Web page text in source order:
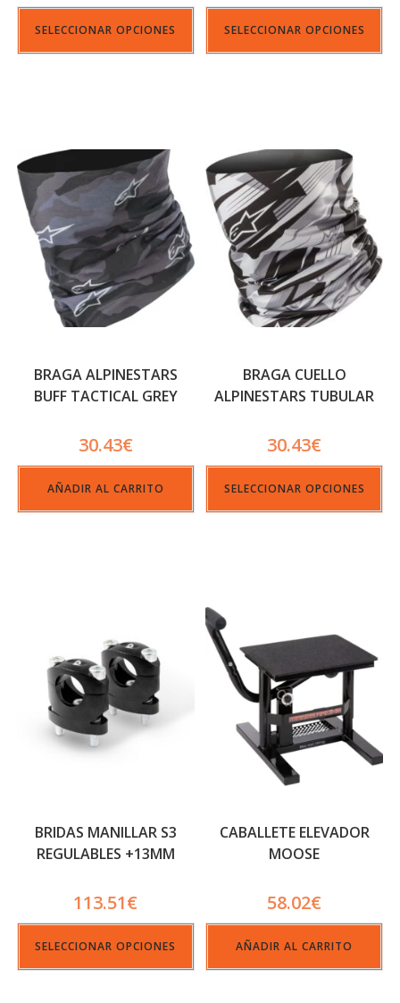
SELECCIONAR OPCIONES SELECCIONAR OPCIONES
BRAGA ALPINESTARS
BUFF TACTICAL GREY
30.43€
AÑADIR AL CARRITO
BRAGA CUELLO
ALPINESTARS TUBULAR
30.43€
SELECCIONAR OPCIONES
BRIDAS MANILLAR S3
REGULABLES +13MM
113.51€
SELECCIONAR OPCIONES
CABALLETE ELEVADOR
MOOSE
58.02€
AÑADIR AL CARRITO